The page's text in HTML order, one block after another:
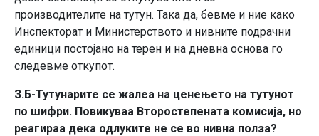
производителите на тутун. Така да, бевме и ние како
Инспекторат и Министерството и нивните подрачни
единици постојано на терен и на дневна основа го
следевме откупот.
З.Б-Тутунарите се жалеа на ценењето на тутунот
по шифри. Повикуваа Второстепената комисија, но
реагираа дека одлуките не се во нивна полза?